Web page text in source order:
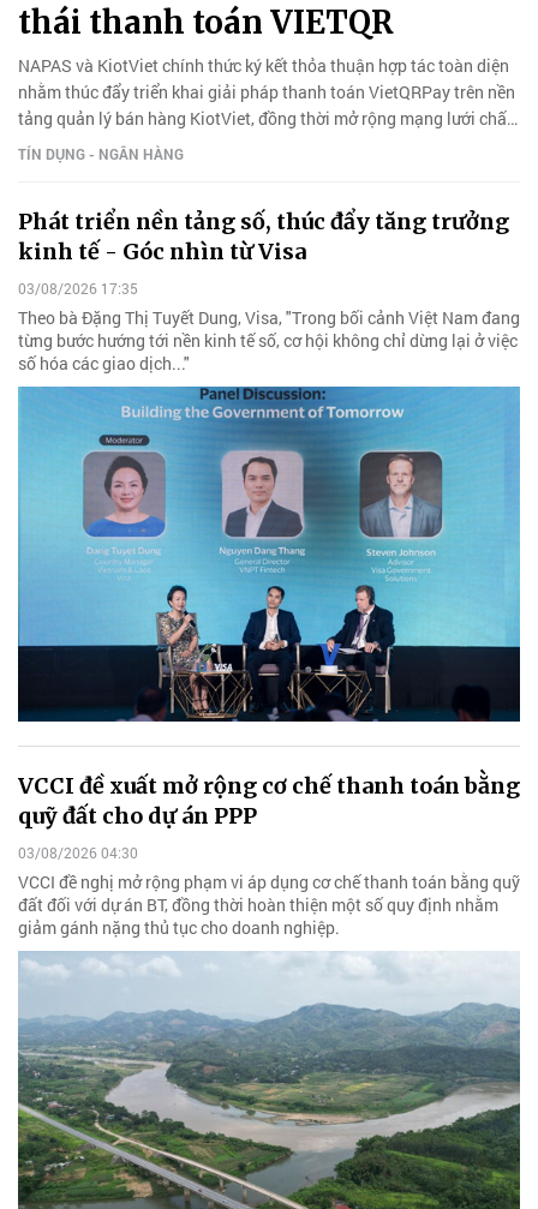
thái thanh toán VIETQR
NAPAS và KiotViet chính thức ký kết thỏa thuận hợp tác toàn diện
nhằm thúc đẩy triển khai giải pháp thanh toán VietQRPay trên nền
tảng quản lý bán hàng KiotViet, đồng thời mở rộng mạng lưới chấp
nhận thanh toán VietQRGlobal phục vụ du khách quốc tế.
TÍN DỤNG - NGÂN HÀNG
Phát triển nền tảng số, thúc đẩy tăng trưởng
kinh tế - Góc nhìn từ Visa
03/08/2026 17:35
Theo bà Đặng Thị Tuyết Dung, Visa, "Trong bối cảnh Việt Nam đang
từng bước hướng tới nền kinh tế số, cơ hội không chỉ dừng lại ở việc
số hóa các giao dịch..."
VCCI đề xuất mở rộng cơ chế thanh toán bằng
quỹ đất cho dự án PPP
03/08/2026 04:30
VCCI đề nghị mở rộng phạm vi áp dụng cơ chế thanh toán bằng quỹ
đất đối với dự án BT, đồng thời hoàn thiện một số quy định nhằm
giảm gánh nặng thủ tục cho doanh nghiệp.